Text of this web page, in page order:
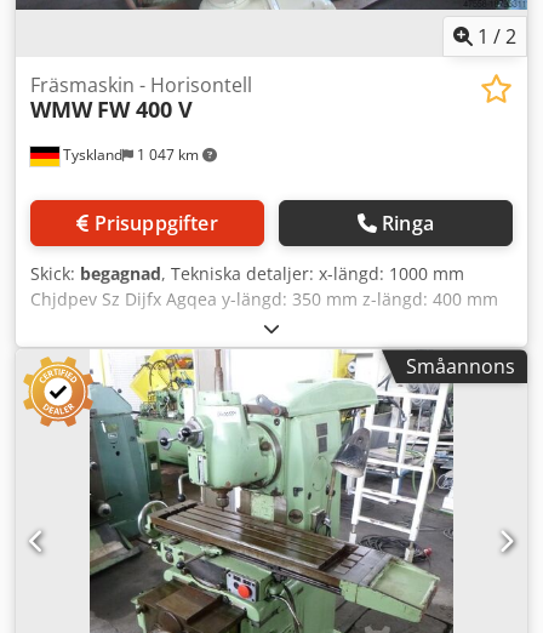
1 /2
Tyskland 1 047 km
Fräsmaskin - Horisontell
WMW FW 400 V
Prisuppgifter Ringa
Skick: begagnad, Tekniska detaljer: x-längd: 1000 mm
Chjdpev Sz Dijfx Agqea y-längd: 350 mm z-längd: 400 mm
Avstånd mellan stativ och bords kant: min. 150 / max. 550
mm Varvtalsområde: 28 - 1400 varv/min / 18 steg
Verktygsfäste: SK40 Spindelhuvud vridbart vänster och
höger: 90° samt framåt/bakåt: 45° Matning X/Y-axel: 16 -
800 mm/min / 18 steg Bordstorlek: 1600 x 400 mm Fästyta
på bordet: 1400 x 330 mm Totalt effektbehov: 14,5 kW Vikt
ca: 4000 kg Maskinens mått LxBxH: ca 2,0 x 2,4 x 1,85 m
Horisontal fräsmaskin, ombyggd med vertikalfräshuvud
Småannons